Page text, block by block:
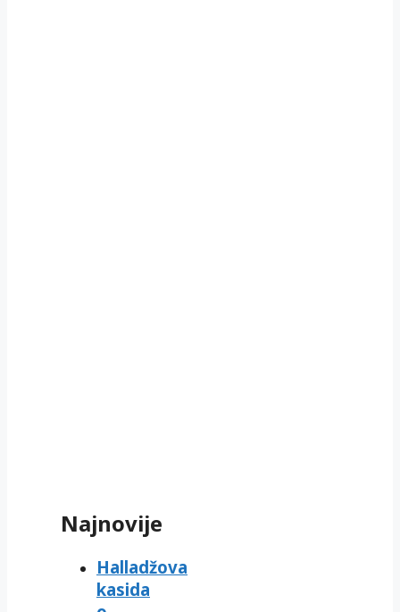
Najnovije
Halladžova
kasida